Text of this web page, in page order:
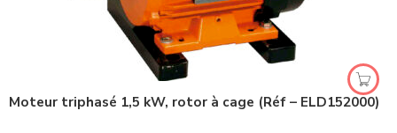
Moteur triphasé 1,5 kW, rotor à cage (Réf – ELD152000)